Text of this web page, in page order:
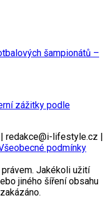
šampionátů –
zážitky podle
redakce@i-lifestyle.cz |
podmínky
Jakékoli užití
jiného šíření obsahu